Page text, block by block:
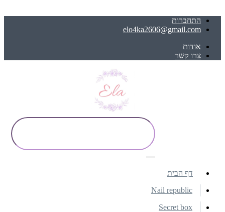
התחברות
elo4ka2606@gmail.com
אודות
צרו קשר
דף הבית
Nail republic
Secret box